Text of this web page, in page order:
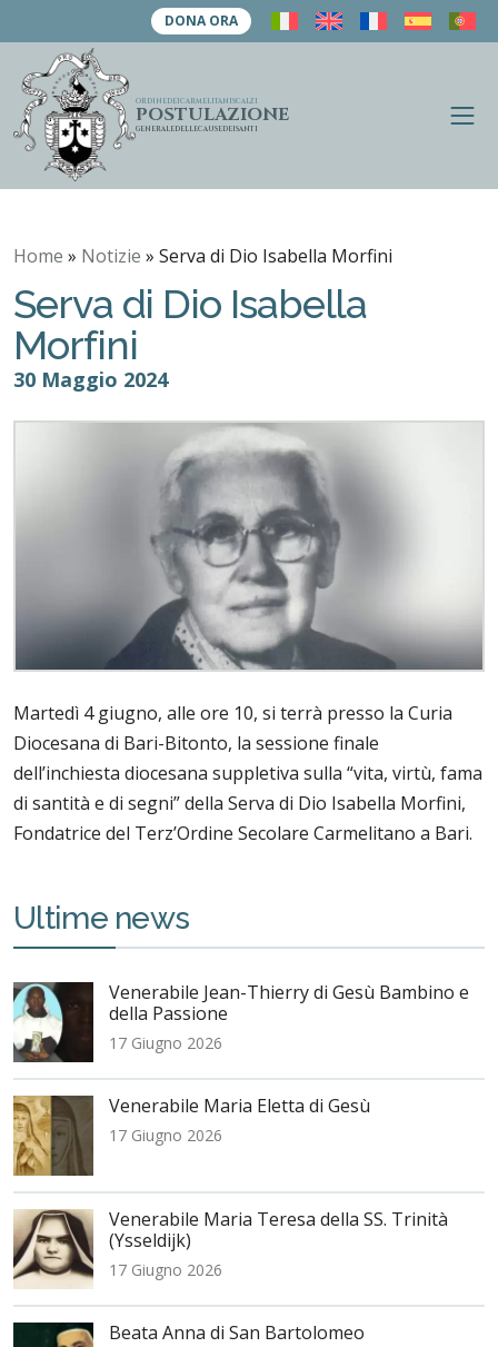
DONA ORA
ORDINEDEICARMELITANISCALZI
POSTULAZIONE
GENERALEDELLECAUSEDEISANTI
A
m
Home » Notizie » Serva di Dio Isabella Morfini
Serva di Dio Isabella
Morfini
30 Maggio 2024
Martedì 4 giugno, alle ore 10, si terrà presso la Curia
Diocesana di Bari-Bitonto, la sessione finale
dell’inchiesta diocesana suppletiva sulla “vita, virtù, fama
di santità e di segni” della Serva di Dio Isabella Morfini,
Fondatrice del Terz’Ordine Secolare Carmelitano a Bari.
Ultime news
Venerabile Jean-Thierry di Gesù Bambino e
della Passione
17 Giugno 2026
Venerabile Maria Eletta di Gesù
17 Giugno 2026
Venerabile Maria Teresa della SS. Trinità
(Ysseldijk)
17 Giugno 2026
Beata Anna di San Bartolomeo